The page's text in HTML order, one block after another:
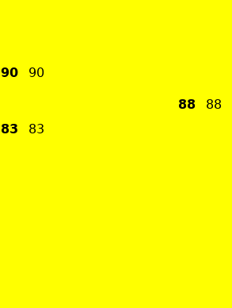
90 90
88
88
83 83